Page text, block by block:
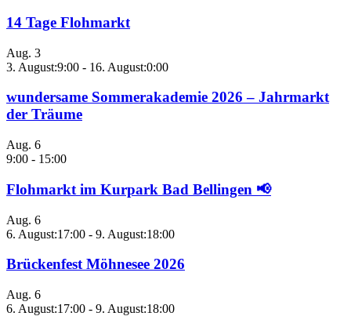
14 Tage Flohmarkt
Aug. 3
3. August:9:00 - 16. August:0:00
wundersame Sommerakademie 2026 – Jahrmarkt
der Träume
Aug. 6
9:00 - 15:00
Flohmarkt im Kurpark Bad Bellingen 📢
Aug. 6
6. August:17:00 - 9. August:18:00
Brückenfest Möhnesee 2026
Aug. 6
6. August:17:00 - 9. August:18:00